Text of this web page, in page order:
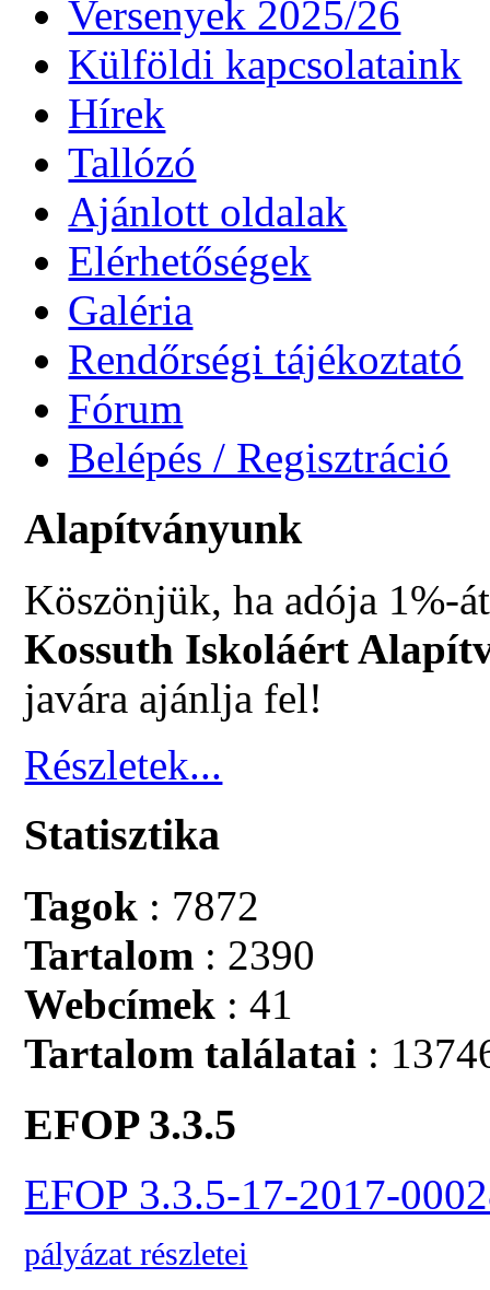
Versenyek 2025/26
Külföldi kapcsolataink
Hírek
Tallózó
Ajánlott oldalak
Elérhetőségek
Galéria
Rendőrségi tájékoztató
Fórum
Belépés / Regisztráció
Alapítványunk
Köszönjük, ha adója 1%-
Kossuth Iskoláért
javára ajánlja fel!
Részletek...
Statisztika
Tagok : 7872
Tartalom : 2390
Webcímek : 41
Tartalom találatai :
EFOP 3.3.5
EFOP 3.3.5-17-2017-
pályázat részletei